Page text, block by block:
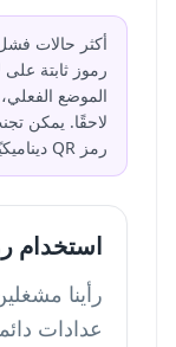
رموز ثابتة على
الموضع
لاحقًا. يمكن
رمز QR ديناميكيًا مختبرًا بطبقة إعادة توجيه مستقرة.
استخدام
رأينا
عدادات